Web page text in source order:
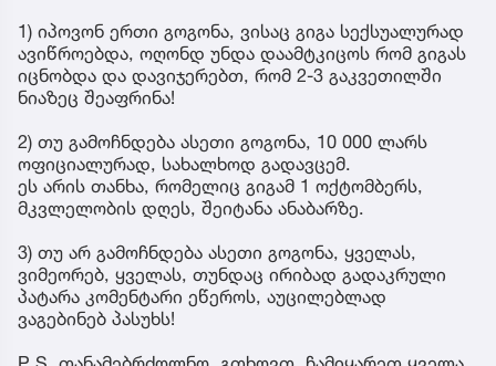
1) იპოვონ ერთი გოგონა, ვისაც გიგა სექსუალურად
ავიწროებდა, ოღონდ უნდა დაამტკიცოს რომ გიგას
იცნობდა და დავიჯერებთ, რომ 2-3 გაკვეთილში
ნიაზეც შეაფრინა!
2) თუ გამოჩნდება ასეთი გოგონა, 10 000 ლარს
ოფიციალურად, სახალხოდ გადავცემ.
ეს არის თანხა, რომელიც გიგამ 1 ოქტომბერს,
მკვლელობის დღეს, შეიტანა ანაბარზე.
3) თუ არ გამოჩნდება ასეთი გოგონა, ყველას,
ვიმეორებ, ყველას, თუნდაც ირიბად გადაკრული
პატარა კომენტარი ეწეროს, აუცილებლად
ვაგებინებ პასუხს!